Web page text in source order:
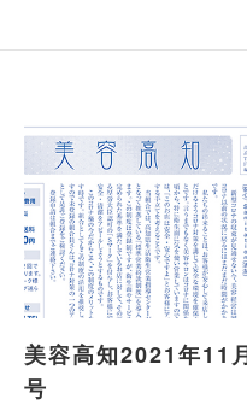
美容高知2021年11
号